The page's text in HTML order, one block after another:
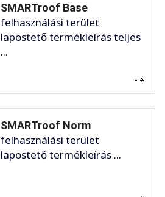
SMARTroof Base
felhasználási terület
lapostető termékleírás teljes
...
SMARTroof Norm
felhasználási terület
lapostető termékleírás ...